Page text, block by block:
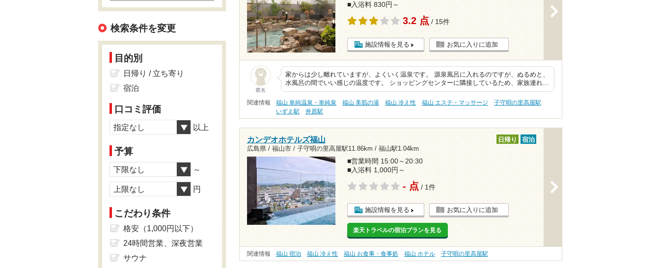
■入浴料 830円～
3.2 点 / 15件
施設情報を見る お気に入りに追加
匿名
家からは少し離れていますが、よくいく温泉です。 源泉風呂に入れるのですが、ぬるめと、
水風呂の間でいい感じの温度です。 ショッピングセンターに隣接しているため、家族連れ…
関連情報 福山 単純温泉・単純泉 福山 美肌の湯 福山 冷え性 福山 エステ・マッサージ
子守唄の里高屋駅
いずえ駅
井原駅
カンデオホテルズ福山
広島県 / 福山市 / 子守唄の里高屋駅11.86km / 福山駅1.04km
日帰り 宿泊
■営業時間 15:00～20:30
■入浴料 1,000円～
- 点 / 1件
施設情報を見る お気に入りに追加
楽天トラベルの宿泊プランを見る
関連情報 福山 宿泊 福山 冷え性 福山 お食事・食事処 福山 ホテル 子守唄の里高屋駅
検索条件を変更
目的別
日帰り / 立ち寄り
宿泊
口コミ評価
指定なし 以上
予算
下限なし ～
上限なし 円
こだわり条件
格安（1,000円以下）
24時間営業、深夜営業
サウナ